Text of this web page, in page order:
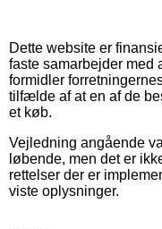
Dette website er
faste samarbejder med
formidler
tilfælde af at en af de
et køb.
Vejledning angående
løbende, men det er
rettelser der er
viste oplysninger.